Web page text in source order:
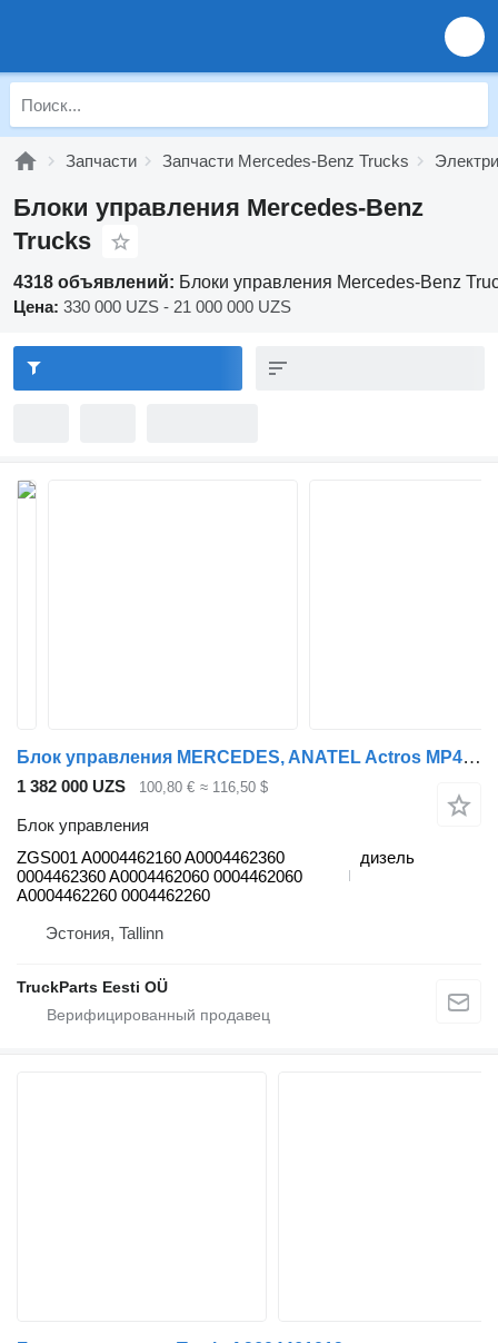
Запчасти Запчасти Mercedes-Benz Trucks
Блоки управления Mercedes-Benz
Trucks
4318 объявлений: Блоки управления Mercedes-Benz
Цена: 330 000 UZS - 21 000 000 UZS
Блок управления MERCEDES, ANATEL Actros MP4 2551 (01.12-) ZGS001 для тягача Mercedes-Benz Actros MP4 Antos Arocs (2012-)
1 382 000 UZS 100,80 € ≈ 116,50 $
Блок управления
ZGS001 A0004462160 A0004462360
0004462360 A0004462060 0004462060
A0004462260 0004462260
дизель
Эстония, Tallinn
TruckParts Eesti OÜ